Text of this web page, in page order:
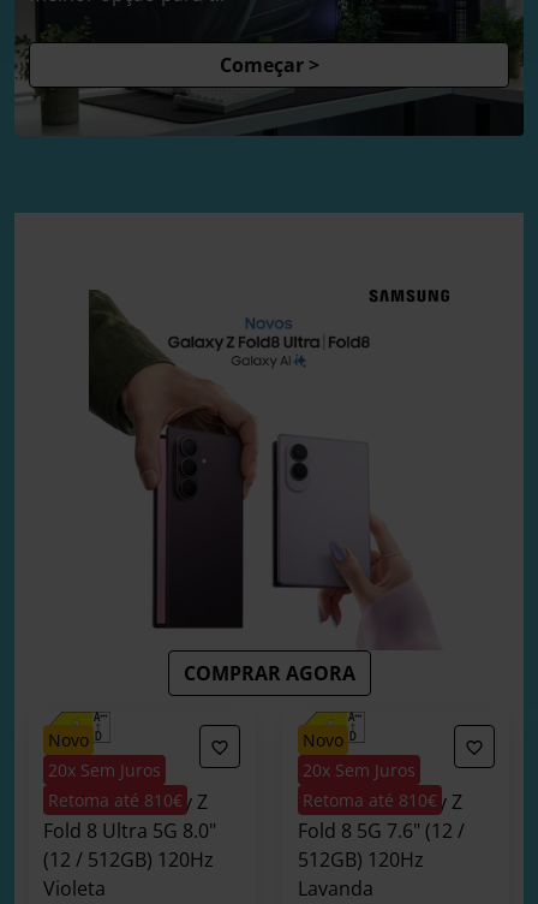
Começar >
novo
20x Sem Juros
Retoma até 810€
Smartphone
Samsung Galaxy Z
Fold 8 Ultra 5G 8.0"
(12 / 512GB) 120Hz
Violeta
novo
20x Sem Juros
Retoma até 810€
Smartphone
Samsung Galaxy Z
Fold 8 5G 7.6" (12 /
512GB) 120Hz
Lavanda
COMPRAR AGORA